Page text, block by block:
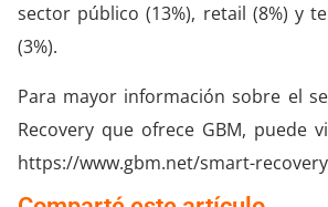
sector público (13%), retail (8%) y
(3%).
Para mayor información sobre el
Recovery que ofrece GBM, puede
https://www.gbm.net/smart-recovery